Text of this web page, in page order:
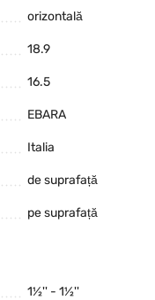
orizontală
18.9
16.5
EBARA
Italia
de suprafață
pe suprafață
1½'' - 1½''